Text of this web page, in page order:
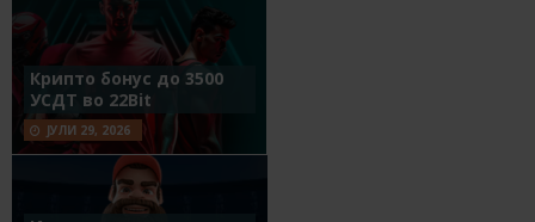
Крипто бонус до 3500
УСДТ во 22Bit
ЈУЛИ 29, 2026